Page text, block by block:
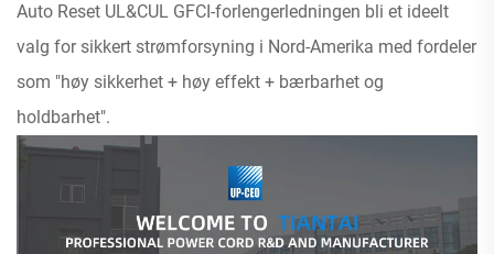
Auto Reset UL&CUL GFCI-forlengerledningen bli et ideelt
valg for sikkert strømforsyning i Nord-Amerika med fordeler
som "høy sikkerhet + høy effekt + bærbarhet og
holdbarhet".